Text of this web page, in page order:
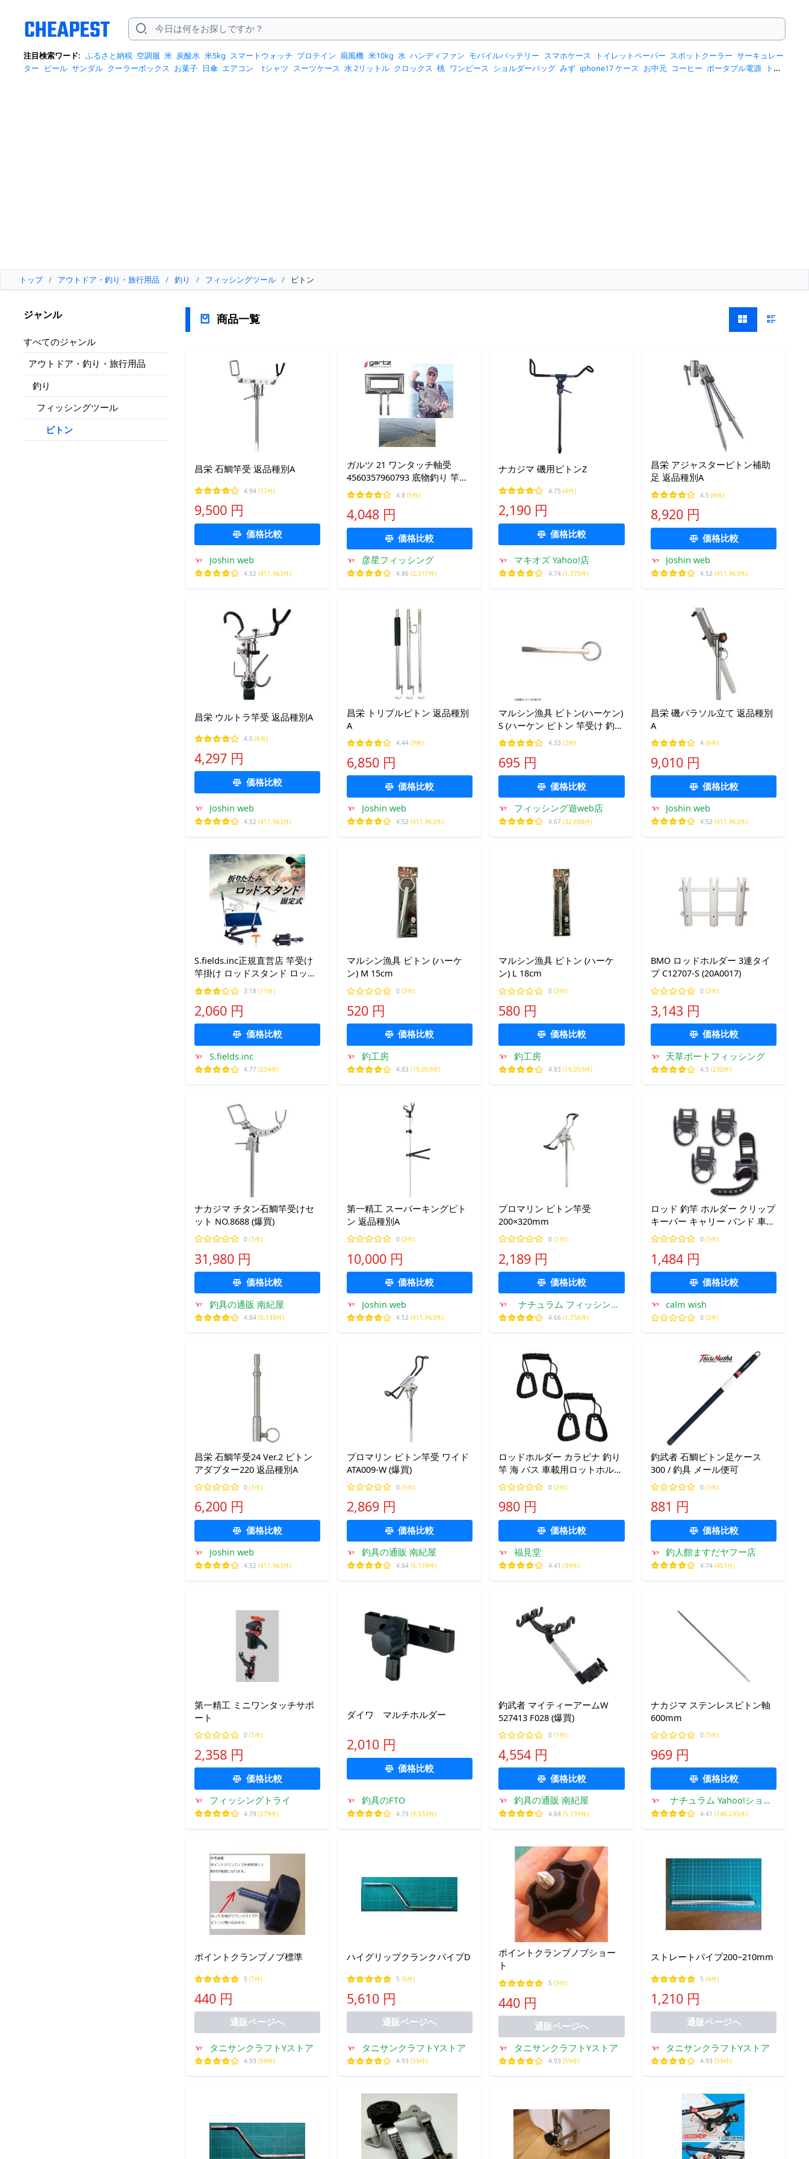
注目検索ワード: ふるさと納税 空調服 米 炭酸水 米5kg スマートウォッチ プロテイン 扇風機 米10kg 水 ハンディファン モバイルバッテリー スマホケース トイレットペーパー スポットクーラー サーキュレー
ター
ビール サンダル クーラーボックス お菓子 日傘 エアコン tシャツ スーツケース 水 2リットル クロックス 桃 ワンピース ショルダーバッグ みず iphone17 ケース お中元 コーヒー ポータブル電源
トー
トップ / アウトドア・釣り・旅行用品 / 釣り / フィッシングツール / ピトン
ジャンル
すべてのジャンル
アウトドア・釣り・旅行用品
釣り
フィッシングツール
ピトン
商品一覧
昌栄 石鯛竿受 返品種別A
4.94 (17件)
9,500 円
価格比較
Joshin web
4.52 (411,963件)
ガルツ 21 ワンタッチ軸受
4560357960793 底物釣り 竿受
けピトン用 gartz ワンタッチ
竿受用 パーツ 石鯛 イシダイ
イシガキダイ 大物 泳がせ
4.8 (5件)
4,048 円
価格比較
彦星フィッシング
4.86 (2,317件)
ナカジマ 磯用ピトンZ
4.75 (4件)
2,190 円
価格比較
マキオズ Yahoo!店
4.74(1,379件)
昌栄 アジャスターピトン補助
足 返品種別A
4.5 (4件)
8,920 円
価格比較
Joshin web
4.52 (411,963件)
昌栄 ウルトラ竿受 返品種別A
4.5 (6件)
4,297 円
価格比較
Joshin web
4.52 (411,963件)
昌栄 トリプルピトン 返品種別
A
4.44(9件)
6,850 円
価格比較
Joshin web
4.52 (411,963件)
マルシン漁具 ピトン(ハーケン)
S (ハーケン ピトン 竿受け 釣
り) ゆうパケット可
4.33 (3件)
695 円
価格比較
フィッシング遊web店
4.67 (32,698件)
昌栄 磯パラソル立て 返品種別
A
4 (6件)
9,010 円
価格比較
Joshin web
4.52 (411,963件)
S.fields.inc正規直営店 竿受け
竿掛け ロッドスタンド ロッド
ホルダー 釣竿スタンド ロッド
ブラケット 収納袋 固定ピン
3.18 (11件)
2,060 円
価格比較
S.fields.inc
4.77 (234件)
マルシン漁具 ピトン (ハーケ
ン) M 15cm
0 (2件)
520 円
価格比較
釣工房
4.83 (19,053件)
マルシン漁具 ピトン (ハーケ
ン) L 18cm
0 (2件)
580 円
価格比較
釣工房
4.83 (19,053件)
BMO ロッドホルダー 3連タイ
プ C12707-S (20A0017)
0 (2件)
3,143 円
価格比較
天草ボートフィッシング
4.5 (230件)
ナカジマ チタン石鯛竿受けセ
ット NO.8688 (爆買)
0 (1件)
31,980 円
価格比較
釣具の通販 南紀屋
4.84 (5,139件)
第一精工 スーパーキングピト
ン 返品種別A
0 (2件)
10,000 円
価格比較
Joshin web
4.52 (411,963件)
プロマリン ピトン竿受
200×320mm
0 (1件)
2,189 円
価格比較
ナチュラム フィッシング
専門店
4.66 (1,756件)
ロッド 釣竿 ホルダー クリップ
キーパー キャリー バンド 車内
天井 竿掛け 車載 収納 自転車
ライト ホールド 固定 ４個 セ
ット
0 (1件)
1,484 円
価格比較
calm wish
0 (2件)
昌栄 石鯛竿受24 Ver.2 ピトン
アダプター220 返品種別A
0 (1件)
6,200 円
価格比較
Joshin web
4.52 (411,963件)
プロマリン ピトン竿受 ワイド
ATA009-W (爆買)
0 (1件)
2,869 円
価格比較
釣具の通販 南紀屋
4.84(5,139件)
ロッドホルダー カラビナ 釣り
竿 海 バス 車載用ロットホルダ
ー 車載 カールコード 車 カー
フック 竿受け 竿掛け
0 (2件)
980 円
価格比較
福見堂
4.41 (39件)
釣武者 石鯛ピトン足ケース
300 / 釣具 メール便可
0 (1件)
881 円
価格比較
釣人館ますだヤフー店
4.74 (451件)
第一精工 ミニワンタッチサポ
ート
0 (1件)
2,358 円
価格比較
フィッシングトライ
4.79 (279件)
ダイワ マルチホルダー
2,010 円
価格比較
釣具のFTO
4.79 (9,933件)
釣武者 マイティーアームW
527413 F028 (爆買)
0 (1件)
4,554 円
価格比較
釣具の通販 南紀屋
4.84(5,139件)
ナカジマ ステンレスピトン軸
600mm
0 (1件)
969 円
価格比較
ナチュラム Yahoo!ショッ
ピング店
4.41 (146,245件)
ポイントクランプノブ標準
5 (7件)
440 円
通販ページへ
タニサンクラフトYストア
4.93 (59件)
ハイグリップクランクパイプD
5 (5件)
5,610 円
通販ページへ
タニサンクラフトYストア
4.93 (59件)
ポイントクランプノブショー
ト
5 (3件)
440 円
通販ページへ
タニサンクラフトYストア
4.93 (59件)
ストレートパイプ200~210mm
5 (4件)
1,210 円
通販ページへ
タニサンクラフトYストア
4.93 (59件)